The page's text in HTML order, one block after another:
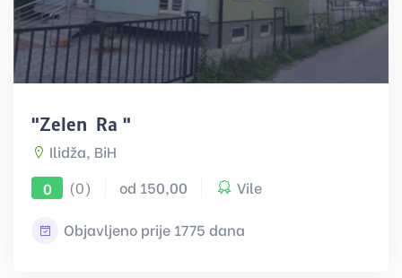
"Zeleni Raj"
Ilidža, BiH
0
(0) od 150,00 Vile
Objavljeno prije 1775 dana